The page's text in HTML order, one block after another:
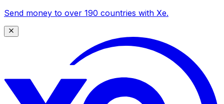
Send money to over 190 countries with Xe.